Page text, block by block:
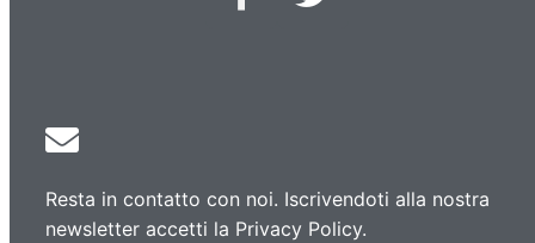
Resta in contatto con noi. Iscrivendoti alla nostra
newsletter accetti la Privacy Policy.